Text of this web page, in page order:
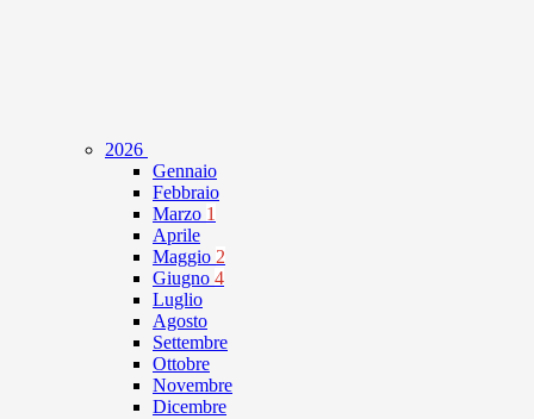
2026
Gennaio
Febbraio
Marzo 1
Aprile
Maggio 2
Giugno 4
Luglio
Agosto
Settembre
Ottobre
Novembre
Dicembre